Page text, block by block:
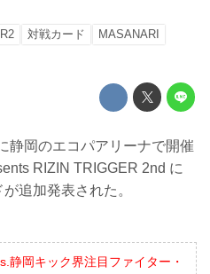
対戦カード
MASANARI
静岡のエコパアリーナで開催
RIZIN TRIGGER 2nd に
追加発表された。
静岡キック界注目ファイター・